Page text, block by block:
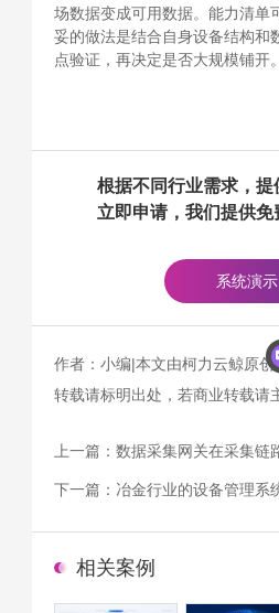
场数据变成可用数据。能力清单
妥的做法是结合自身设备结构和
点验证，再决定是否大规模铺开。
根据不同行业需求，
立即申请，我们提供免
系统演示
作者：小编|本文由柯力云鲸原
转载请标明出处，若商业转载请
上一篇： 数据采集网关在采集链
下一篇： 冶金行业的设备管理系
相关案例